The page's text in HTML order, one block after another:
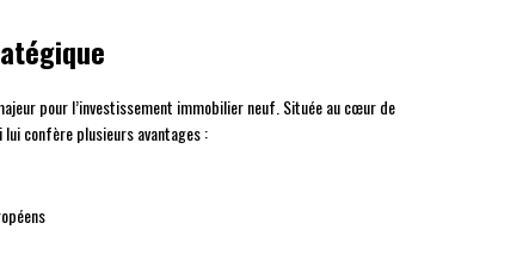
pour l’investissement immobilier neuf. Située au cœur de
lui confère plusieurs avantages :